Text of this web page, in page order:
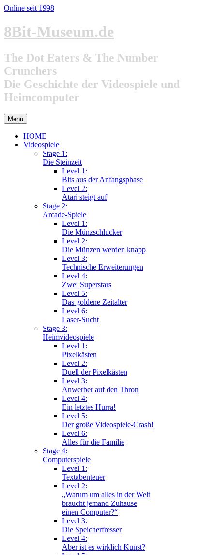
Online seit 1998
Zum
Inhalt
8Bit-Museum.de
The Dot Eaters & The Number
Crunchers
Die Geschichte der Videospiele und
Heimcomputer
Menü
HOME
Videospiele
Stage 1:
Die Steinzeit
Level 1:
Bits aus der Anfangsphase
Level 2:
Atari steigt auf
Stage 2:
Arcade-Spiele
Level 1:
Die Münzschlucker
Level 2:
Die Münzen werden knapp
Level 3:
Technische Erweiterungen
Level 4:
Zwei Superstars
Level 5:
Das goldene Zeitalter
Level 6:
Laser-Sucht
Stage 3:
Heimvideospiele
Level 1:
Pixelkästen
Level 2:
Duell der Pixelkästen
Level 3:
Anwerber auf den Thron
Level 4:
Ein letztes Hurra!
Level 5:
Der große Videospiele-Crash!
Level 6:
Alles für die Familie
Stage 4:
Computerspiele
Level 1:
Textabenteuer
Level 2:
„Warum um alles in der Welt
braucht jemand Zuhause
einen Computer?“
Level 3:
Die Speicherfresser
Level 4:
Aber ist es wirklich Kunst?